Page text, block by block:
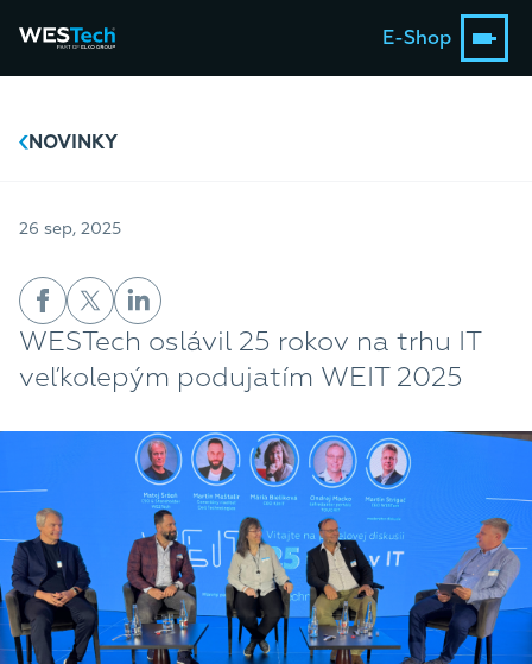
E-Shop
NOVINKY
26 sep, 2025
WESTech oslávil 25 rokov na trhu IT
veľkolepým podujatím WEIT 2025